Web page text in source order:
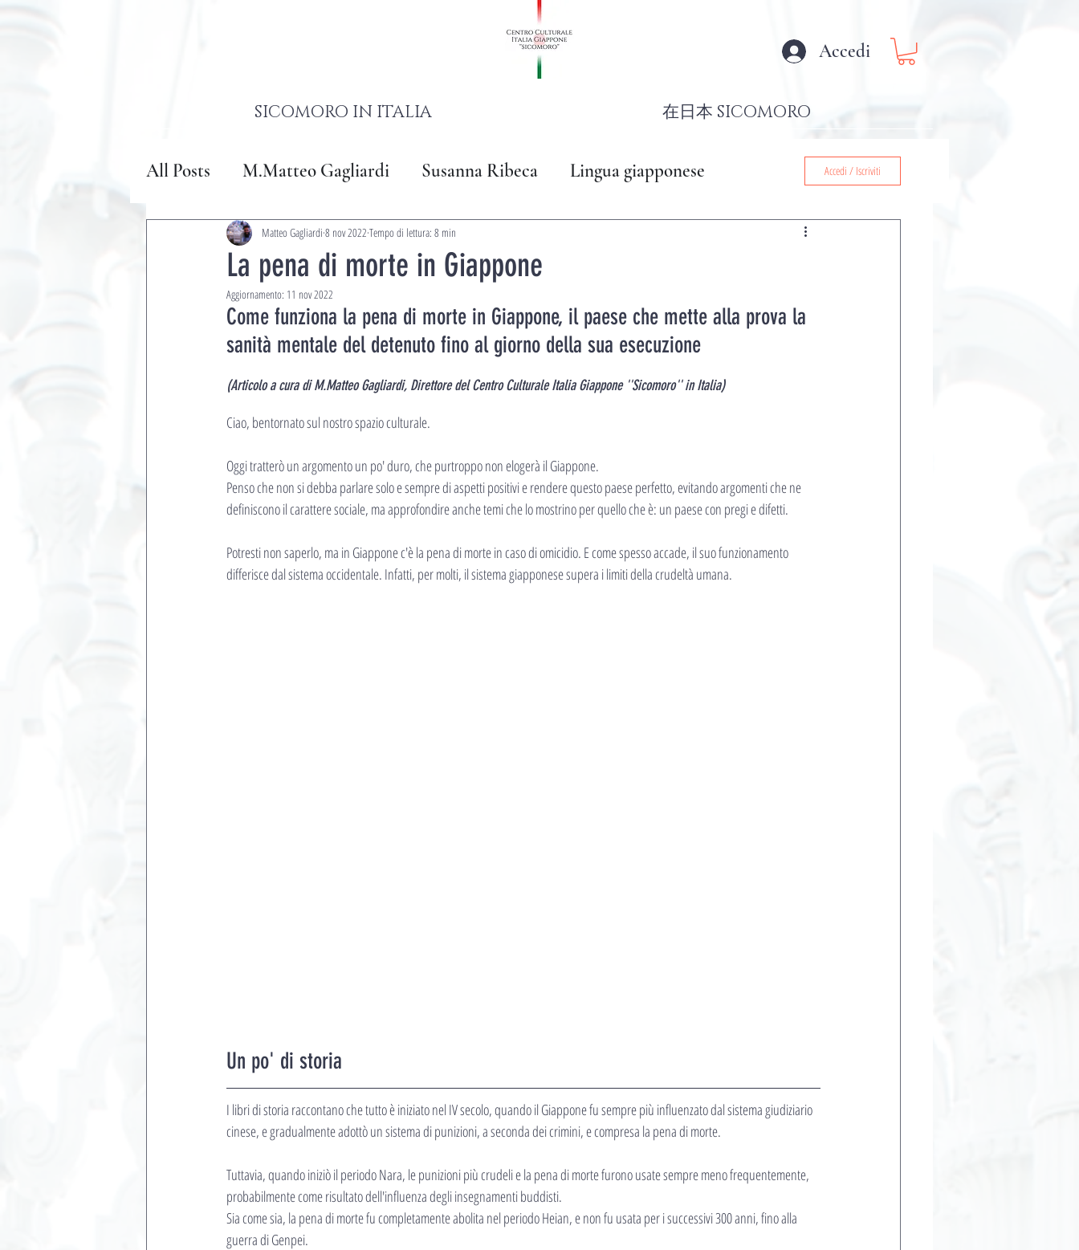
Accedi
SICOMORO IN ITALIA 在日本 SICOMORO
All Posts M.Matteo Gagliardi Susanna Ribeca Lingua giapponese Accedi / Iscriviti
La pena di morte in Giappone
Matteo Gagliardi 8 nov 2022 Tempo di lettura: 8 min
Aggiornamento: 11 nov 2022
Come funziona la pena di morte in Giappone, il paese che mette alla prova la
sanità mentale del detenuto fino al giorno della sua esecuzione
(Articolo a cura di M.Matteo Gagliardi, Direttore del Centro Culturale Italia Giappone ''Sicomoro'' in Italia)
Ciao, bentornato sul nostro spazio culturale.
Oggi tratterò un argomento un po' duro, che purtroppo non elogerà il Giappone.
Penso che non si debba parlare solo e sempre di aspetti positivi e rendere questo paese perfetto, evitando argomenti che ne
definiscono il carattere sociale, ma approfondire anche temi che lo mostrino per quello che è: un paese con pregi e difetti.
Potresti non saperlo, ma in Giappone c'è la pena di morte in caso di omicidio. E come spesso accade, il suo funzionamento
differisce dal sistema occidentale. Infatti, per molti, il sistema giapponese supera i limiti della crudeltà umana.
Un po' di storia
I libri di storia raccontano che tutto è iniziato nel IV secolo, quando il Giappone fu sempre più influenzato dal sistema giudiziario
cinese, e gradualmente adottò un sistema di punizioni, a seconda dei crimini, e compresa la pena di morte.
Tuttavia, quando iniziò il periodo Nara, le punizioni più crudeli e la pena di morte furono usate sempre meno frequentemente,
probabilmente come risultato dell'influenza degli insegnamenti buddisti.
Sia come sia, la pena di morte fu completamente abolita nel periodo Heian, e non fu usata per i successivi 300 anni, fino alla
guerra di Genpei.